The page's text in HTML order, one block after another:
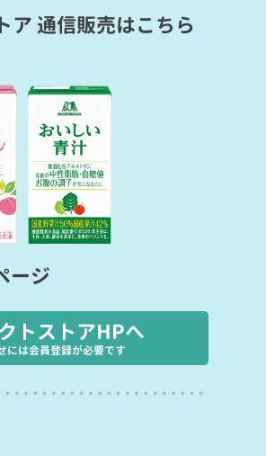
ア 通信販売はこちら
ージ
トストアHPへ
には会員登録が必要です